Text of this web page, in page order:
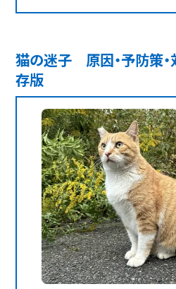
猫の迷子 原因・予防策
存版